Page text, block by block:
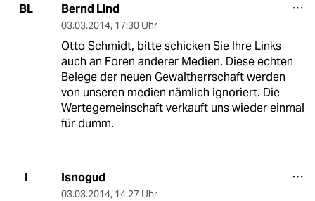
BL Bernd Lind
03.03.2014, 17:30 Uhr
Otto Schmidt, bitte schicken Sie Ihre Links
auch an Foren anderer Medien. Diese echten
Belege der neuen Gewaltherrschaft werden
von unseren medien nämlich ignoriert. Die
Wertegemeinschaft verkauft uns wieder einmal
für dumm.
I Isnogud
03.03.2014, 14:27 Uhr